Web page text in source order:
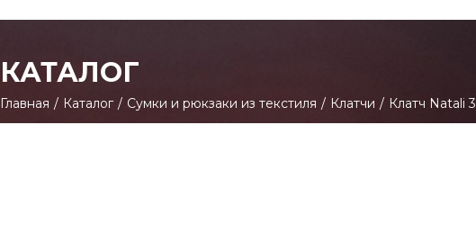
КАТАЛОГ
Главная / Каталог / Сумки и рюкзаки из текстиля / Клатчи / Клатч Natali 3